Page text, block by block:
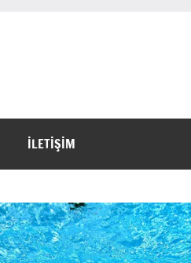
İLETİŞİM